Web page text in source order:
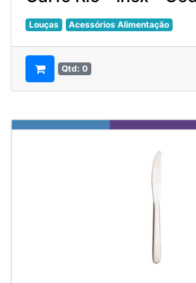
Louças Acessórios Alimentação
Qtd: 0